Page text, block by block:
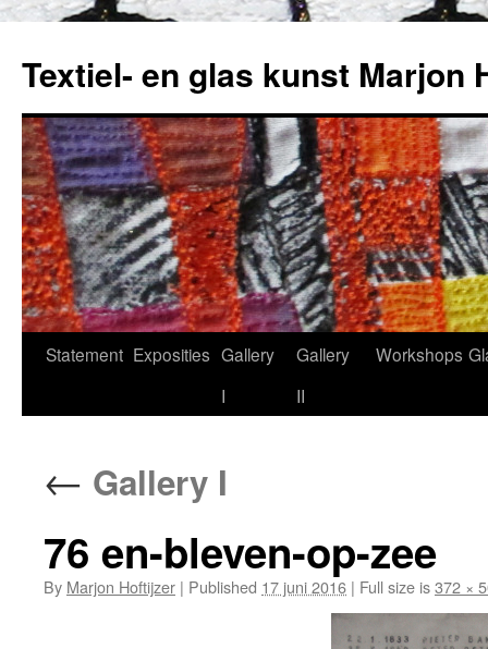
Textiel- en glas kunst Marjon
Skip
Statement Exposities Gallery
I
Gallery
II
Workshops
← Gallery I
76 en-bleven-op-zee
By Marjon Hoftijzer | Published 17 juni 2016 | Full size is372 ×